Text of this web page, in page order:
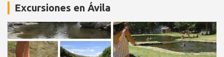
Excursiones en Ávila